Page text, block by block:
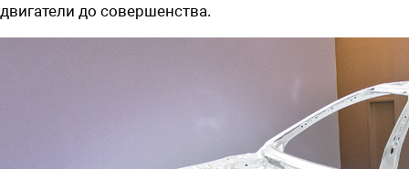
двигатели до совершенства.